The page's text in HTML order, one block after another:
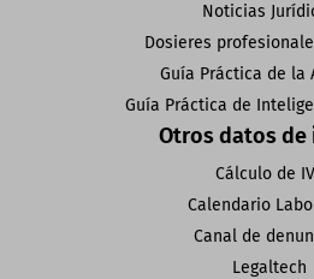
Noticias
Dosieres
Guía Práctica de la
Guía Práctica de
Otros datos de
Cálculo de
Calendario
Canal de
Legaltech